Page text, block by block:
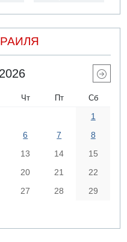
Чт Пт Сб
1
6 7
8
13 14
15
20 21
22
27 28
29